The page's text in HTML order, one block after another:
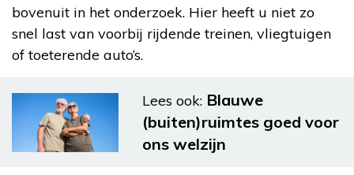
bovenuit in het onderzoek. Hier heeft u niet zo
snel last van voorbij rijdende treinen, vliegtuigen
of toeterende auto’s.
Lees ook: Blauwe
(buiten)ruimtes goed voor
ons welzijn